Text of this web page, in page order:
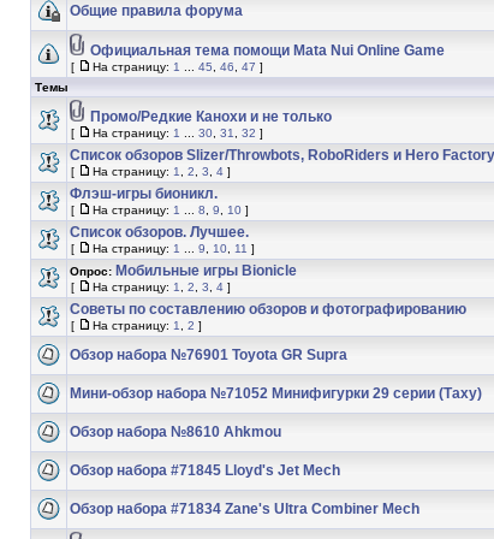
Общие правила форума
Официальная тема помощи Mata Nui Online Game
[ На страницу: 1 45 46 47 ]
Темы
Промо/Редкие Канохи и не только
[ На страницу: 1 30 31 32 ]
Список обзоров Slizer/Throwbots, RoboRiders и Hero Factory
[ На страницу: 1 2 3 4 ]
Флэш-игры бионикл.
[ На страницу: 1 8 9 10 ]
Список обзоров. Лучшее.
[ На страницу: 1 9 10 11 ]
Опрос: Мобильные игры Bionicle
[ На страницу: 1 2 3 4 ]
Советы по составлению обзоров и фотографированию
[ На страницу: 1 2 ]
Обзор набора №76901 Toyota GR Supra
Мини-обзор набора №71052 Минифигурки 29 серии (Таху)
Обзор набора №8610 Ahkmou
Обзор набора #71845 Lloyd's Jet Mech
Обзор набора #71834 Zane's Ultra Combiner Mech